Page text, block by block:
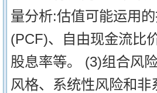
量分析:估值可能运用
(PCF)、自由现金流比
股息率等。 (3)组合风
风格、系统性风险和